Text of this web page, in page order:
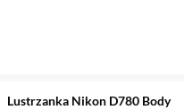
Lustrzanka Nikon D780 Body